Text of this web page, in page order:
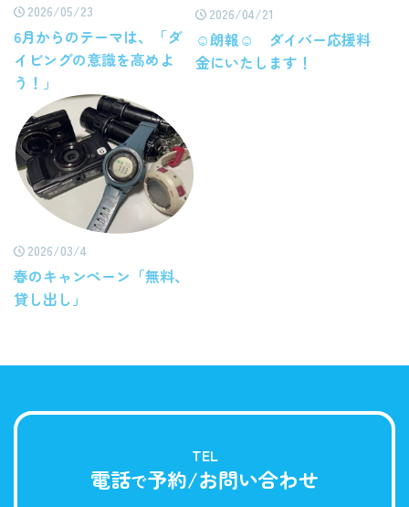
2026/05/23
6月からのテーマは、「ダ
イビングの意識を高めよ
う！」
2026/04/21
☺朗報☺ ダイバー応援料
金にいたします！
2026/03/4
春のキャンペーン「無料、
貸し出し」
TEL
電話で予約/お問い合わせ